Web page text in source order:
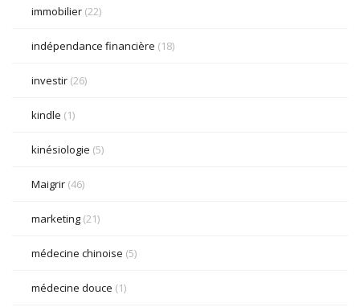
immobilier (22)
indépendance financière (18)
investir (26)
kindle (1)
kinésiologie (5)
Maigrir (46)
marketing (21)
médecine chinoise (5)
médecine douce (1)